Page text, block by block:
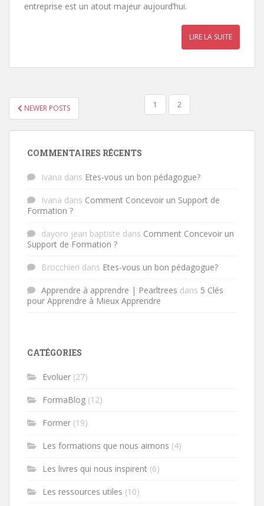
entreprise est un atout majeur aujourd’hui.
LIRE LA SUITE
NAVIGATION DES ARTICLES
NEWER POSTS 1 2
COMMENTAIRES RÉCENTS
Ivana dans Etes-vous un bon pédagogue?
Ivana dans Comment Concevoir un Support de
Formation ?
dayoro jean baptiste dans Comment Concevoir un
Support de Formation ?
Brocchieri dans Etes-vous un bon pédagogue?
Apprendre à apprendre | Pearltrees dans 5 Clés
pour Apprendre à Mieux Apprendre
CATÉGORIES
Evoluer (27)
FormaBlog (12)
Former (19)
Les formations que nous aimons (4)
Les livres qui nous inspirent (6)
Les ressources utiles (10)